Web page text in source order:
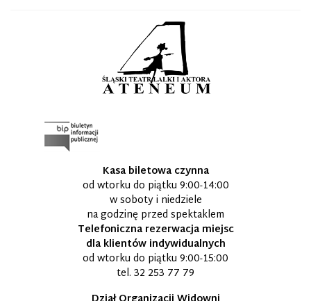
Kasa biletowa czynna
od wtorku do piątku 9:00-14:00
w soboty i niedziele
na godzinę przed spektaklem
Telefoniczna rezerwacja miejsc
dla klientów indywidualnych
od wtorku do piątku 9:00-15:00
tel. 32 253 77 79